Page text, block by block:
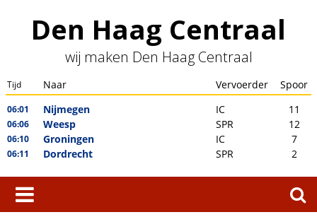
contentDen Haag Centraal
wij maken Den Haag Centraal
Zoeken
naar: